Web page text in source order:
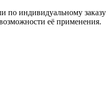
по индивидуальному заказу
её применения.